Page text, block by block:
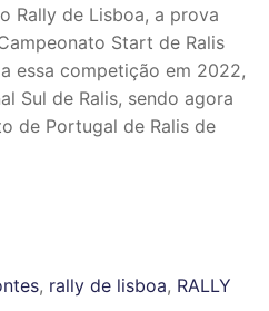
Rally de Lisboa, a prova
Start de Ralis
essa competição em 2022,
Sul de Ralis, sendo agora
de Portugal de Ralis de
, rally de lisboa, RALLY